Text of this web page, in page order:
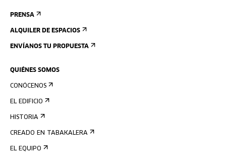
PRENSA
ALQUILER DE ESPACIOS
ENVÍANOS TU PROPUESTA
QUIÉNES SOMOS
CONÓCENOS
EL EDIFICIO
HISTORIA
CREADO EN TABAKALERA
EL EQUIPO